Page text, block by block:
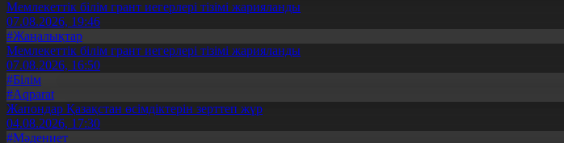
Мемлекеттік білім грант иегерлері тізімі жарияланды
07.08.2026, 19:46
#Жаңалықтар
Мемлекеттік білім грант иегерлері тізімі жарияланды
07.08.2026, 16:50
#Білім
#Aqparat
Жапондар Қазақстан өсімдіктерін зерттеп жүр
04.08.2026, 17:30
#Мәдениет